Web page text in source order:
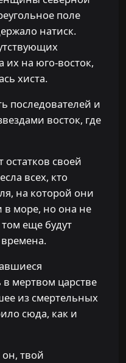
поле
натиск.
их на юго-восток,
хиста.
последователей и
восток, где
своей
всех, кто
на которой они
в море, но она не
еще будут
в мертвом царстве
из смертельных
сюда, как и
он, твой